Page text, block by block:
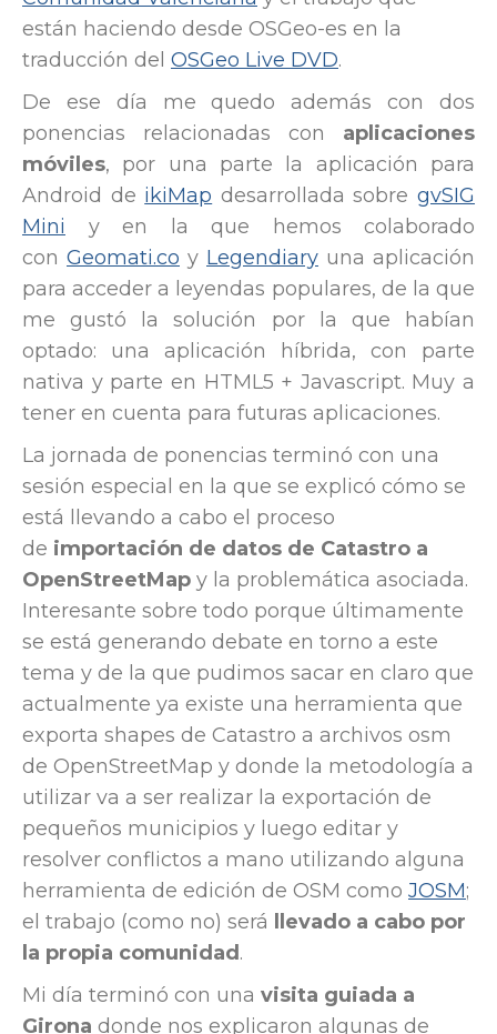
están haciendo desde OSGeo-es en la
traducción del OSGeo Live DVD.
De ese día me quedo además con dos
ponencias relacionadas con aplicaciones
móviles, por una parte la aplicación para
Android de ikiMap desarrollada sobregvSIG
Mini y en la que hemos colaborado
con Geomati.co y Legendiary una aplicación
para acceder a leyendas populares, de la que
me gustó la solución por la que habían
optado: una aplicación híbrida, con parte
nativa y parte en HTML5 + Javascript. Muy a
tener en cuenta para futuras aplicaciones.
La jornada de ponencias terminó con una
sesión especial en la que se explicó cómo se
está llevando a cabo el proceso
de importación de datos de Catastro a
OpenStreetMap y la problemática asociada.
Interesante sobre todo porque últimamente
se está generando debate en torno a este
tema y de la que pudimos sacar en claro que
actualmente ya existe una herramienta que
exporta shapes de Catastro a archivos osm
de OpenStreetMap y donde la metodología a
utilizar va a ser realizar la exportación de
pequeños municipios y luego editar y
resolver conflictos a mano utilizando alguna
herramienta de edición de OSM como JOSM;
el trabajo (como no) será
llevado a cabo por
la propia comunidad .
Mi día terminó con una visita guiada a
Girona donde nos explicaron algunas de